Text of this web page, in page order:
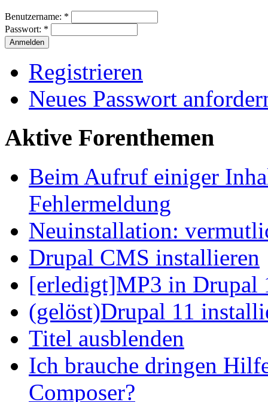
Benutzername: *
Passwort: *
Registrieren
Neues Passwort
Aktive Forenthemen
Beim Aufruf einiger
Fehlermeldung
Neuinstallation:
Drupal CMS installieren
[erledigt]MP3 in Drupal
(gelöst)Drupal 11
Titel ausblenden
Ich brauche dringen
Composer?